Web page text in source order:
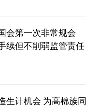
会第一次非常规会
续但不削弱监管责任
生计机会 为高棉族同